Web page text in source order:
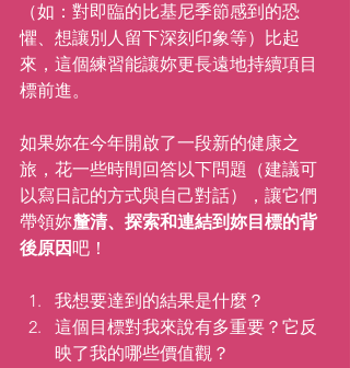
（如：對即臨的比基尼季節感到的恐
懼、想讓別人留下深刻印象等）比起
來，這個練習能讓妳更長遠地持續項目
標前進。
如果妳在今年開啟了一段新的健康之
旅，花一些時間回答以下問題（建議可
以寫日記的方式與自己對話），讓它們
帶領妳釐清、探索和連結到妳目標的背
後原因吧！
我想要達到的結果是什麼？
這個目標對我來說有多重要？它反
映了我的哪些價值觀？